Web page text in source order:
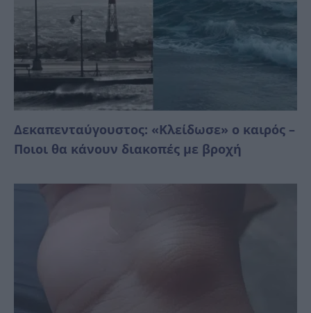
Δεκαπενταύγουστος: «Κλείδωσε» ο καιρός –
Ποιοι θα κάνουν διακοπές με βροχή